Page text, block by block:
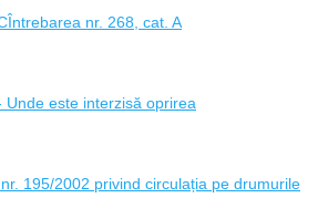
Întrebarea nr. 268, cat. A
este interzisă oprirea
195/2002 privind circulația pe drumurile